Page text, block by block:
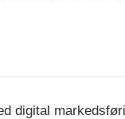
digital